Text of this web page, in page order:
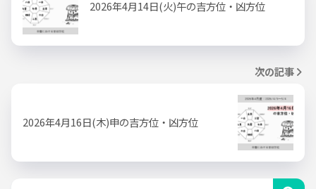
2026年4月14日(火)午の吉方位・凶方位
次の記事
2026年4月16日(木)申の吉方位・凶方位